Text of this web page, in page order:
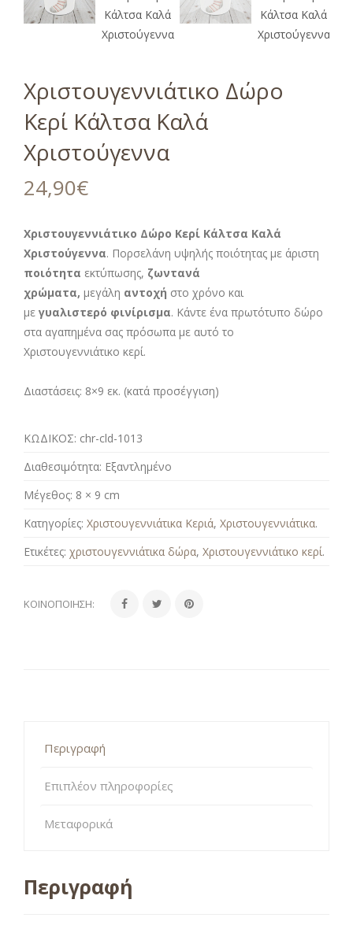
Χριστουγεννιάτικο Δώρο
Κερί Κάλτσα Καλά
Χριστούγεννα
24,90€
Χριστουγεννιάτικο Δώρο Κερί Κάλτσα Καλά
Χριστούγεννα. Πορσελάνη υψηλής ποιότητας με άριστη
ποιότητα εκτύπωσης, ζωντανά
χρώματα, μεγάλη αντοχή στο χρόνο και
με γυαλιστερό φινίρισμα. Κάντε ένα πρωτότυπο δώρο
στα αγαπημένα σας πρόσωπα με αυτό το
Χριστουγεννιάτικο κερί.
Διαστάσεις: 8×9 εκ. (κατά προσέγγιση)
ΚΩΔΙΚΟΣ: chr-cld-1013
Διαθεσιμότητα: Εξαντλημένο
Μέγεθος: 8 × 9 cm
Κατηγορίες: Χριστουγεννιάτικα Κεριά, Χριστουγεννιάτικα.
Ετικέτες: χριστουγεννιάτικα δώρα, Χριστουγεννιάτικο κερί.
ΚΟΙΝΟΠΟΊΗΣΗ:
Περιγραφή
Επιπλέον πληροφορίες
Μεταφορικά
Περιγραφή